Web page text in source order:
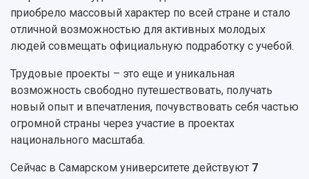
Персоналии
Сотрудники и преподаватели
Заслуженные деятели
Структура университета
Институты и факультеты
Кафедры
Научные подразделения
Отделы и службы
Общественные организации
Мультимедиа
Подкасты
Просветительский проект "Одержимы
Профессорско-преподавательский состав
Расписание занятий
Стипендии
Тестирование иностранных граждан на
знание русского языка, истории России и
основ законодательства РФ
Платные образовательные услуги
Справочные материалы
Научная инфраструктура
Структурная схема управления научно-
исследовательской деятельностью
Материальная база
Подразделения научного обслуживания
Организационные документы
Результаты научно-исследовательской
приобрело массовый характер по всей стране и стало
отличной возможностью для активных молодых
людей совмещать официальную подработку с учебой.
Трудовые проекты – это еще и уникальная
возможность свободно путешествовать, получать
новый опыт и впечатления, почувствовать себя частью
огромной страны через участие в проектах
национального масштаба.
Сейчас в Самарском университете действуют 7